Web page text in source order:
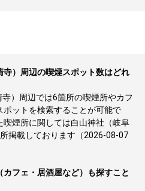
）周辺の喫煙スポット数はどれ
）周辺では6箇所の喫煙所やカフ
ポットを検索することが可能で
煙所に関しては白山神社（岐阜
掲載しております（2026-08-07
フェ・居酒屋など）も探すこと